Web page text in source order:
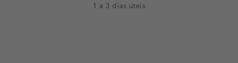
1 a 3 dias úteis